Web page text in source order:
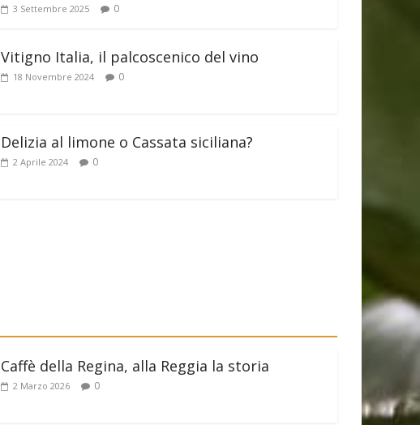
3 Settembre 2025 0
Vitigno Italia, il palcoscenico del vino
18 Novembre 2024 0
Delizia al limone o Cassata siciliana?
2 Aprile 2024 0
Caffè della Regina, alla Reggia la storia
2 Marzo 2026 0